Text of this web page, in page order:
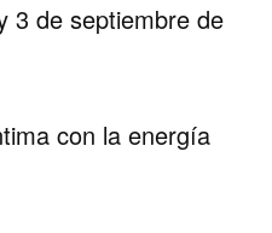
3 de septiembre de
con la energía